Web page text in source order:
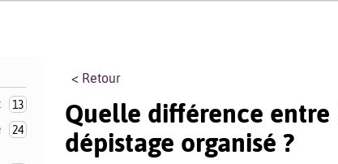
13
24
< Retour
Quelle différence
dépistage organisé ?